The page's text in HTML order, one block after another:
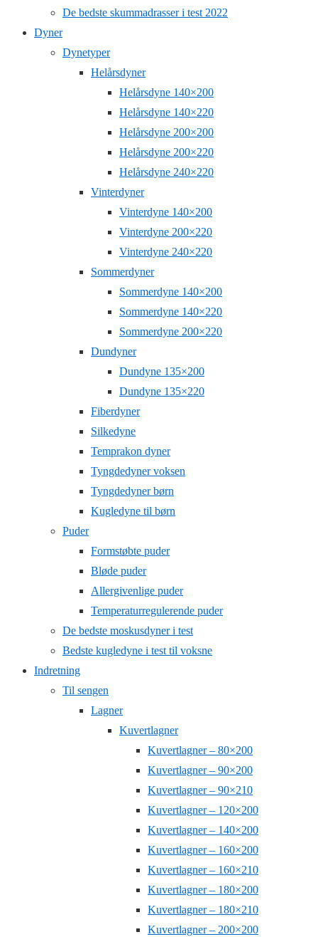
De bedste skummadrasser i test 2022
Dyner
Dynetyper
Helårsdyner
Helårsdyne 140×200
Helårsdyne 140×220
Helårsdyne 200×200
Helårsdyne 200×220
Helårsdyne 240×220
Vinterdyner
Vinterdyne 140×200
Vinterdyne 200×220
Vinterdyne 240×220
Sommerdyner
Sommerdyne 140×200
Sommerdyne 140×220
Sommerdyne 200×220
Dundyner
Dundyne 135×200
Dundyne 135×220
Fiberdyner
Silkedyne
Temprakon dyner
Tyngdedyner voksen
Tyngdedyner børn
Kugledyne til børn
Puder
Formstøbte puder
Bløde puder
Allergivenlige puder
Temperaturregulerende puder
De bedste moskusdyner i test
Bedste kugledyne i test til voksne
Indretning
Til sengen
Lagner
Kuvertlagner
Kuvertlagner – 80×200
Kuvertlagner – 90×200
Kuvertlagner – 90×210
Kuvertlagner – 120×200
Kuvertlagner – 140×200
Kuvertlagner – 160×200
Kuvertlagner – 160×210
Kuvertlagner – 180×200
Kuvertlagner – 180×210
Kuvertlagner – 200×200